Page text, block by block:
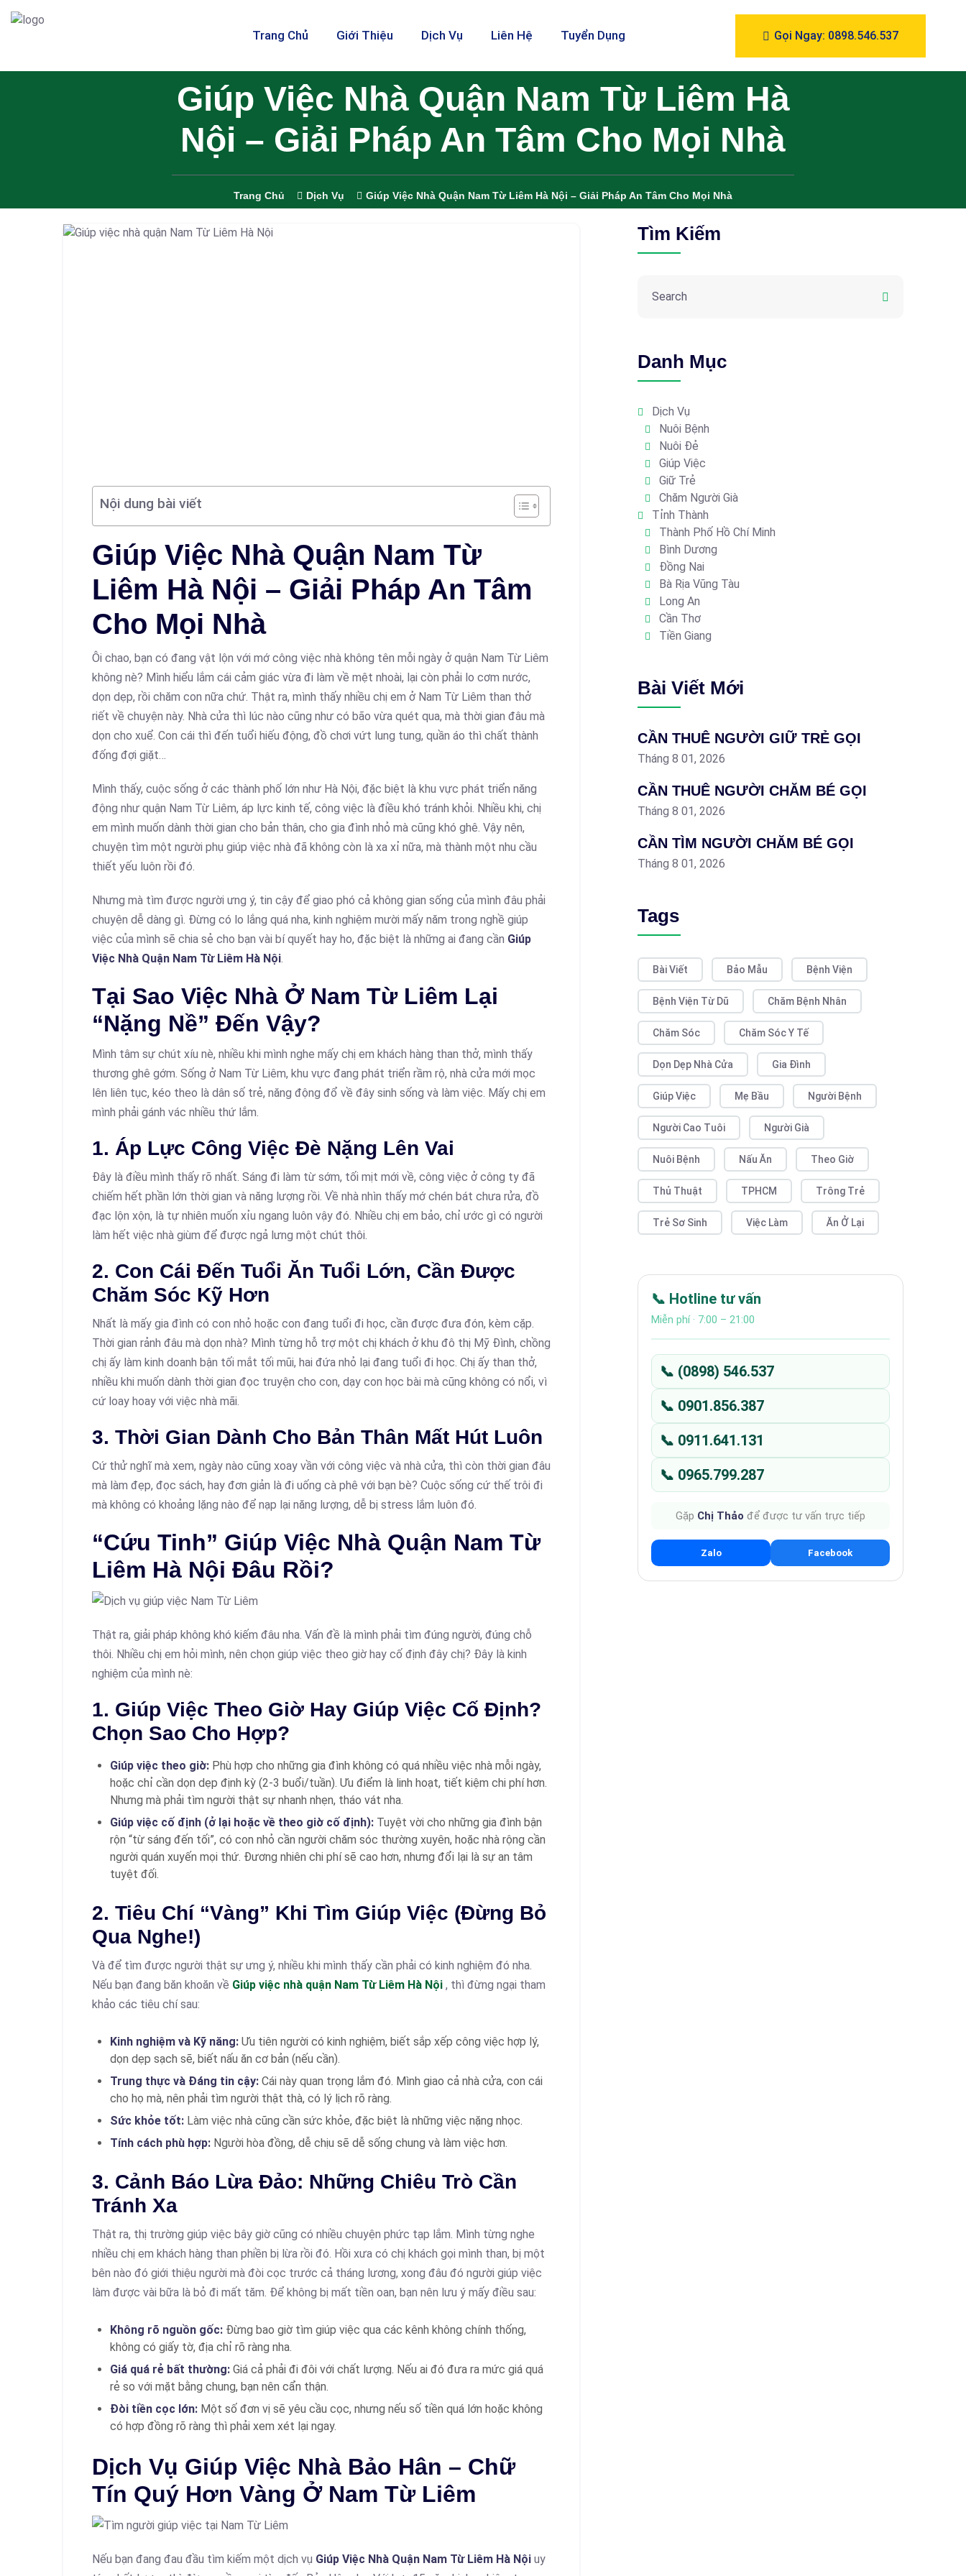
Trang Chủ Giới Thiệu Dịch Vụ Liên Hệ Tuyển Dụng Gọi Ngay: 0898.546.537
Giúp Việc Nhà Quận Nam Từ Liêm Hà
Nội – Giải Pháp An Tâm Cho Mọi Nhà
Trang Chủ Dịch Vụ Giúp Việc Nhà Quận Nam Từ Liêm Hà Nội – Giải Pháp An Tâm Cho Mọi Nhà
Nội dung bài viết
Giúp Việc Nhà Quận Nam Từ
Liêm Hà Nội – Giải Pháp An Tâm
Cho Mọi Nhà
Ôi chao, bạn có đang vật lộn với mớ công việc nhà không tên mỗi ngày ở quận Nam Từ Liêm
không nè? Mình hiểu lắm cái cảm giác vừa đi làm về mệt nhoài, lại còn phải lo cơm nước,
dọn dẹp, rồi chăm con nữa chứ. Thật ra, mình thấy nhiều chị em ở Nam Từ Liêm than thở
riết về chuyện này. Nhà cửa thì lúc nào cũng như có bão vừa quét qua, mà thời gian đâu mà
dọn cho xuể. Con cái thì đến tuổi hiếu động, đồ chơi vứt lung tung, quần áo thì chất thành
đống đợi giặt…
Mình thấy, cuộc sống ở các thành phố lớn như Hà Nội, đặc biệt là khu vực phát triển năng
động như quận Nam Từ Liêm, áp lực kinh tế, công việc là điều khó tránh khỏi. Nhiều khi, chị
em mình muốn dành thời gian cho bản thân, cho gia đình nhỏ mà cũng khó ghê. Vậy nên,
chuyện tìm một người phụ giúp việc nhà đã không còn là xa xỉ nữa, mà thành một nhu cầu
thiết yếu luôn rồi đó.
Nhưng mà tìm được người ưng ý, tin cậy để giao phó cả không gian sống của mình đâu phải
chuyện dễ dàng gì. Đừng có lo lắng quá nha, kinh nghiệm mười mấy năm trong nghề giúp
việc của mình sẽ chia sẻ cho bạn vài bí quyết hay ho, đặc biệt là những ai đang cần Giúp
Việc Nhà Quận Nam Từ Liêm Hà Nội
Tại Sao Việc Nhà Ở Nam Từ Liêm Lại
“Nặng Nề” Đến Vậy?
Mình tâm sự chút xíu nè, nhiều khi mình nghe mấy chị em khách hàng than thở, mình thấy
thương ghê gớm. Sống ở Nam Từ Liêm, khu vực đang phát triển rầm rộ, nhà cửa mới mọc
lên liên tục, kéo theo là dân số trẻ, năng động đổ về đây sinh sống và làm việc. Mấy chị em
mình phải gánh vác nhiều thứ lắm.
1. Áp Lực Công Việc Đè Nặng Lên Vai
Đây là điều mình thấy rõ nhất. Sáng đi làm từ sớm, tối mịt mới về, công việc ở công ty đã
chiếm hết phần lớn thời gian và năng lượng rồi. Về nhà nhìn thấy mớ chén bát chưa rửa, đồ
đạc lộn xộn, là tự nhiên muốn xỉu ngang luôn vậy đó. Nhiều chị em bảo, chỉ ước gì có người
làm hết việc nhà giùm để được ngả lưng một chút thôi.
2. Con Cái Đến Tuổi Ăn Tuổi Lớn, Cần Được
Chăm Sóc Kỹ Hơn
Nhất là mấy gia đình có con nhỏ hoặc con đang tuổi đi học, cần được đưa đón, kèm cặp.
Thời gian rảnh đâu mà dọn nhà? Mình từng hỗ trợ một chị khách ở khu đô thị Mỹ Đình, chồng
chị ấy làm kinh doanh bận tối mắt tối mũi, hai đứa nhỏ lại đang tuổi đi học. Chị ấy than thở,
nhiều khi muốn dành thời gian đọc truyện cho con, dạy con học bài mà cũng không có nổi, vì
cứ loay hoay với việc nhà mãi.
3. Thời Gian Dành Cho Bản Thân Mất Hút Luôn
Cứ thử nghĩ mà xem, ngày nào cũng xoay vần với công việc và nhà cửa, thì còn thời gian đâu
mà làm đẹp, đọc sách, hay đơn giản là đi uống cà phê với bạn bè? Cuộc sống cứ thế trôi đi
mà không có khoảng lặng nào để nạp lại năng lượng, dễ bị stress lắm luôn đó.
“Cứu Tinh” Giúp Việc Nhà Quận Nam Từ
Liêm Hà Nội Đâu Rồi?
Thật ra, giải pháp không khó kiếm đâu nha. Vấn đề là mình phải tìm đúng người, đúng chỗ
thôi. Nhiều chị em hỏi mình, nên chọn giúp việc theo giờ hay cố định đây chị? Đây là kinh
nghiệm của mình nè:
1. Giúp Việc Theo Giờ Hay Giúp Việc Cố Định?
Chọn Sao Cho Hợp?
Giúp việc theo giờ: Phù hợp cho những gia đình không có quá nhiều việc nhà mỗi ngày,
hoặc chỉ cần dọn dẹp định kỳ (2-3 buổi/tuần). Ưu điểm là linh hoạt, tiết kiệm chi phí hơn.
Nhưng mà phải tìm người thật sự nhanh nhẹn, tháo vát nha.
Giúp việc cố định (ở lại hoặc về theo giờ cố định): Tuyệt vời cho những gia đình bận
rộn “từ sáng đến tối”, có con nhỏ cần người chăm sóc thường xuyên, hoặc nhà rộng cần
người quán xuyến mọi thứ. Đương nhiên chi phí sẽ cao hơn, nhưng đổi lại là sự an tâm
tuyệt đối.
2. Tiêu Chí “Vàng” Khi Tìm Giúp Việc (Đừng Bỏ
Qua Nghe!)
Và để tìm được người thật sự ưng ý, nhiều khi mình thấy cần phải có kinh nghiệm đó nha.
Nếu bạn đang băn khoăn về Giúp việc nhà quận Nam Từ Liêm Hà Nội , thì đừng ngại tham
khảo các tiêu chí sau:
Kinh nghiệm và Kỹ năng: Ưu tiên người có kinh nghiệm, biết sắp xếp công việc hợp lý,
dọn dẹp sạch sẽ, biết nấu ăn cơ bản (nếu cần).
Trung thực và Đáng tin cậy: Cái này quan trọng lắm đó. Mình giao cả nhà cửa, con cái
cho họ mà, nên phải tìm người thật thà, có lý lịch rõ ràng.
Sức khỏe tốt: Làm việc nhà cũng cần sức khỏe, đặc biệt là những việc nặng nhọc.
Tính cách phù hợp: Người hòa đồng, dễ chịu sẽ dễ sống chung và làm việc hơn.
3. Cảnh Báo Lừa Đảo: Những Chiêu Trò Cần
Tránh Xa
Thật ra, thị trường giúp việc bây giờ cũng có nhiều chuyện phức tạp lắm. Mình từng nghe
nhiều chị em khách hàng than phiền bị lừa rồi đó. Hồi xưa có chị khách gọi mình than, bị một
bên nào đó giới thiệu người mà đòi cọc trước cả tháng lương, xong đâu đó người giúp việc
làm được vài bữa là bỏ đi mất tăm. Để không bị mất tiền oan, bạn nên lưu ý mấy điều sau:
Không rõ nguồn gốc: Đừng bao giờ tìm giúp việc qua các kênh không chính thống,
không có giấy tờ, địa chỉ rõ ràng nha.
Giá quá rẻ bất thường: Giá cả phải đi đôi với chất lượng. Nếu ai đó đưa ra mức giá quá
rẻ so với mặt bằng chung, bạn nên cẩn thận.
Đòi tiền cọc lớn: Một số đơn vị sẽ yêu cầu cọc, nhưng nếu số tiền quá lớn hoặc không
có hợp đồng rõ ràng thì phải xem xét lại ngay.
Dịch Vụ Giúp Việc Nhà Bảo Hân – Chữ
Tín Quý Hơn Vàng Ở Nam Từ Liêm
Nếu bạn đang đau đầu tìm kiếm một dịch vụ Giúp Việc Nhà Quận Nam Từ Liêm Hà Nội uy
Tìm Kiếm
Danh Mục
Dịch Vụ
Nuôi Bệnh
Nuôi Đẻ
Giúp Việc
Giữ Trẻ
Chăm Người Già
Tỉnh Thành
Thành Phố Hồ Chí Minh
Bình Dương
Đồng Nai
Bà Rịa Vũng Tàu
Long An
Cần Thơ
Tiền Giang
Bài Viết Mới
CẦN THUÊ NGƯỜI GIỮ TRẺ GỌI
Tháng 8 01, 2026
CẦN THUÊ NGƯỜI CHĂM BÉ GỌI
Tháng 8 01, 2026
CẦN TÌM NGƯỜI CHĂM BÉ GỌI
Tháng 8 01, 2026
Tags
Bài Viết Bảo Mẫu Bệnh Viện
Bệnh Viện Từ Dũ Chăm Bệnh Nhân
Chăm Sóc Chăm Sóc Y Tế
Dọn Dẹp Nhà Cửa Gia Đình
Giúp Việc Mẹ Bầu Người Bệnh
Người Cao Tuôi Người Già
Nuôi Bệnh Nấu Ăn Theo Giờ
Thủ Thuật TPHCM Trông Trẻ
Trẻ Sơ Sinh Việc Làm Ăn Ở Lại
📞 Hotline tư vấn
Miễn phí · 7:00 – 21:00
📞 (0898) 546.537
📞 0901.856.387
📞 0911.641.131
📞 0965.799.287
Gặp Chị Thảo để được tư vấn trực tiếp
Zalo Facebook